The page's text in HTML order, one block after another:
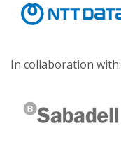
In collaboration with: